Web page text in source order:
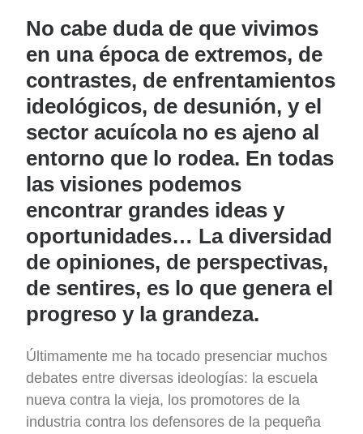
No cabe duda de que vivimos
en una época de extremos, de
contrastes, de enfrentamientos
ideológicos, de desunión, y el
sector acuícola no es ajeno al
entorno que lo rodea. En todas
las visiones podemos
encontrar grandes ideas y
oportunidades… La diversidad
de opiniones, de perspectivas,
de sentires, es lo que genera el
progreso y la grandeza.
Últimamente me ha tocado presenciar muchos
debates entre diversas ideologías: la escuela
nueva contra la vieja, los promotores de la
industria contra los defensores de la pequeña